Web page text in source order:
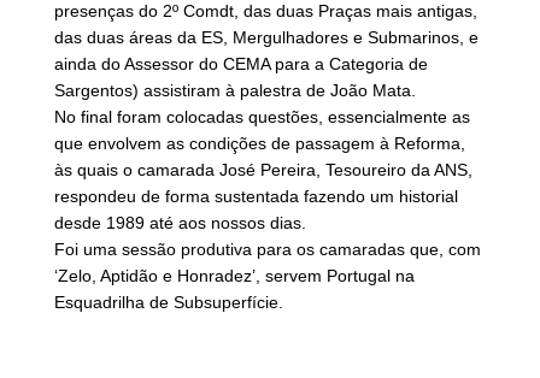
presenças do 2º Comdt, das duas Praças mais antigas,
das duas áreas da ES, Mergulhadores e Submarinos, e
ainda do Assessor do CEMA para a Categoria de
Sargentos) assistiram à palestra de João Mata.
No final foram colocadas questões, essencialmente as
que envolvem as condições de passagem à Reforma,
às quais o camarada José Pereira, Tesoureiro da ANS,
respondeu de forma sustentada fazendo um historial
desde 1989 até aos nossos dias.
Foi uma sessão produtiva para os camaradas que, com
‘Zelo, Aptidão e Honradez’, servem Portugal na
Esquadrilha de Subsuperfície.